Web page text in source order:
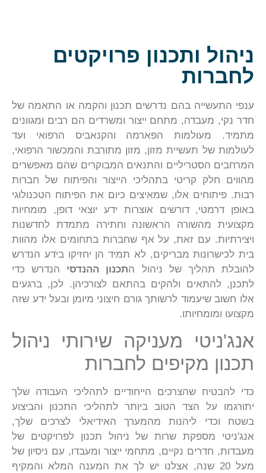
ניהול ותכנון פרויקטים
לחברות
ענפי התעשייה בהם נדרשים תכנון והקמה או התאמה של
חדר נקי, מעבדה, מתחם ייצור ומשרדים הם רבים ומגוונים
מתמיד. מעולמות הפארמה והקנאביס הרפואי ועד
לעולמות של תעשיית מזון, מזון מתורבת והמכשור הרפואי,
המרחבים הסטריליים והתנאים המבוקרים שהם מאפשרים
מהווים חלק קריטי בתהליכי הייצור והפיתוח של חברות
רבות. פיתוחים אלו, שמאיצים כיום את הפיתוח הטכנולוגי
באופן דרמטי, דורשים אוצרות ידע יוצאי דופן, מומחיות
מקצועית מהשורה הראשונה וחתירה מתמדת לחדשנות
ויצירתיות. עם זאת, על אף שחברות בתחומים אלו מהוות
בית לכישרונות מבריקים, לא תמיד הן יחזיקו בידע הנדרש
להובלת תהליך של ניהול התכנון ההנדסי הנדרש כדי
לתכנן, להתאים ולהקים בהתאם לצורכיהן. לכן, ברגעים
אלו חשוב שיעמוד לרשותך גורם חיצוני מיומן ובעל ידע שזה
מקצועו ומומחיותו.
אנג'ניטי מעניקה שירותי ניהול
תכנון מקיפים לחברות
כדי להבטיח שהצרכים הייחודיים לתהליכי העבודה שלך
יתורגמו על הצד הטוב ביותר לתהליכי התכנון והביצוע
בשטח וכדי ליהנות מהמערך האידיאלי לצרכים שלך,
אנג'ניטי מספקת שרות של ניהול תכנון לפרויקטים של
מעבדות, חדרים נקיים, מתחמי ייצור ומעבדו, עם ניסיון של
מעל 20 שנה, אצלנו יש לך את המענה המלא והמקיף